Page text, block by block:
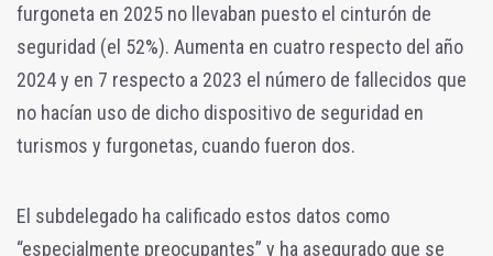
furgoneta en 2025 no llevaban puesto el cinturón de
seguridad (el 52%). Aumenta en cuatro respecto del año
2024 y en 7 respecto a 2023 el número de fallecidos que
no hacían uso de dicho dispositivo de seguridad en
turismos y furgonetas, cuando fueron dos.
El subdelegado ha calificado estos datos como
“especialmente preocupantes” y ha asegurado que se